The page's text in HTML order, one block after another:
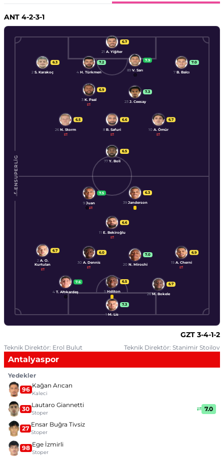
ANT 4-2-3-1
ENSUPERLIG
6.7
21 A. Yiğiter
7.0
7 B. Balcı
7.9
89 V. Sarı
7.2
4 H. Türkmen
6.3
2 S. Karakoç
7.3
23 J. Ceesay
6.9
3 K. Paal
6.7
10 A. Ömür
6.6
8 R. Safuri
6.5
26 N. Storm
6.5
77 Y. Boli
7.3
1 M. Lis
7.6
4 T. Altıkardeş
6.5
5 Héliton
6.7
26 M. Bokele
6.7
2 A. O.
Kurtulan
6.0
30 A. Dennis
7.0
20 N. Miroshi
6.9
15 A. Cherni
6.6
11 E. Bekiroğlu
7.5
9 Juan
6.3
39 Janderson
GZT 3-4-1-2
Teknik Direktör: Erol Bulut Teknik Direktör: Stanimir Stoilov
Antalyaspor
Yedekler
96 Kağan Arıcan
Kaleci
30 Lautaro Giannetti
Stoper
7.0
27 Ensar Buğra Tivsiz
Stoper
98 Ege İzmirli
Stoper